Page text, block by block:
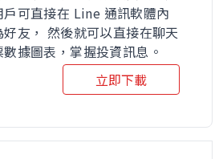
可直接在 Line 通訊軟體內
友， 然後就可以直接在聊天
據圖表，掌握投資訊息。
立即下載